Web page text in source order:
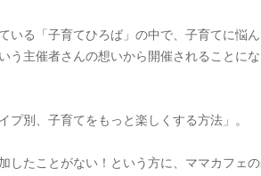
いる「子育てひろば」の中で、子育てに悩
う主催者さんの想いから開催されることにな
別、子育てをもっと楽しくする方法」。
したことがない！という方に、ママカフェ